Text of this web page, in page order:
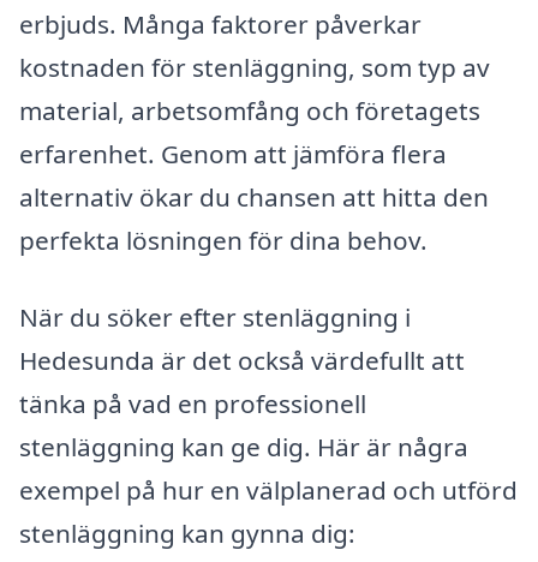
erbjuds. Många faktorer påverkar
kostnaden för stenläggning, som typ av
material, arbetsomfång och företagets
erfarenhet. Genom att jämföra flera
alternativ ökar du chansen att hitta den
perfekta lösningen för dina behov.
När du söker efter stenläggning i
Hedesunda är det också värdefullt att
tänka på vad en professionell
stenläggning kan ge dig. Här är några
exempel på hur en välplanerad och utförd
stenläggning kan gynna dig: